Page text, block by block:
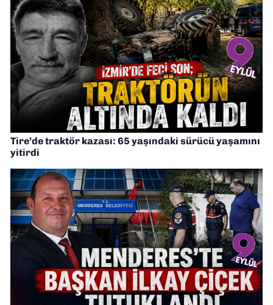
Tire’de traktör kazası: 65 yaşındaki sürücü yaşamını
yitirdi